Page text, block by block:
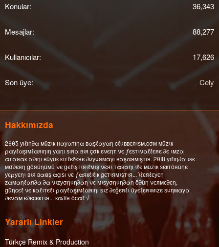
Konular 36,343
Mesajlar 88,277
Kullanıcılar 17,626
Son üye Cely
Hakkımızda
2θθƼ уıℓıη∂α мüzιк нαуαтıηα вαşℓαуαη cℓυввєяιѕм.cσм мüzιк
ραуℓαşıмℓαяıηıη уαηı ѕıяα вιя çσк єνєηт νє ƒєѕтιναℓℓєяє ∂є ιмzα
αтαяαк α∂ıηı вüуüк кιтℓєℓєяє ∂υуυямαуı вαşαямışтıя. 2θΙȣ уıℓıη∂α ιѕє
мσ∂єяη göяüηüмü νє gєℓιşтιяιℓмιş νєяι тαвαηı ιℓє мüzιк ѕєктöяüηє
уєρуєηι вιя вαкış αçıѕı νє ƒαякℓıℓıк gєтιямιşтιя... ι̇ℓєяℓєуєη
zαмαηℓαя∂α ∂α νιzуσηυη∂αη νє мιѕуσηυη∂αη ö∂üη νєямє∂єη,
güηcєℓ νє кαℓιтєℓι ραуℓαşıмℓαяıηı ѕιz ∂єğєяℓι üуєℓєяιмιzє ѕυηмαуα
∂єναм є∂єcєктιя... кα∂íя öcαℓ √
Yararlı Linkler
Türkçe Remix & Production